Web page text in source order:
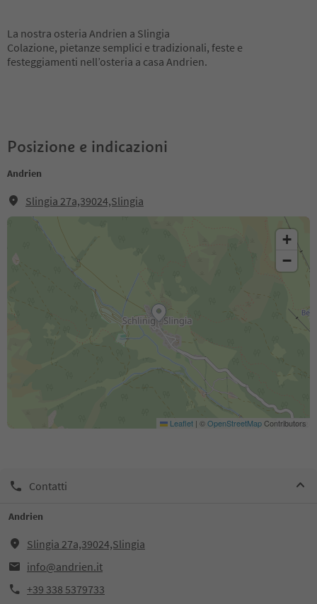
La nostra osteria Andrien a Slingia
Colazione, pietanze semplici e tradizionali, feste e
festeggiamenti nell’osteria a casa Andrien.
Posizione e indicazioni
Andrien
Slingia 27a,39024,Slingia
+
−
Leaflet | ©OpenStreetMapContributors
Contatti
Andrien
Slingia 27a,39024,Slingia
info@andrien.it
+39 338 5379733